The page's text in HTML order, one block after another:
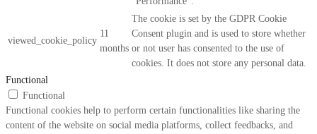
viewed_cookie_policy
11
months
The cookie is set by the GDPR Cookie
Consent plugin and is used to store whether
or not user has consented to the use of
cookies. It does not store any personal data.
Functional
Functional
Functional cookies help to perform certain functionalities like sharing the
content of the website on social media platforms, collect feedbacks, and